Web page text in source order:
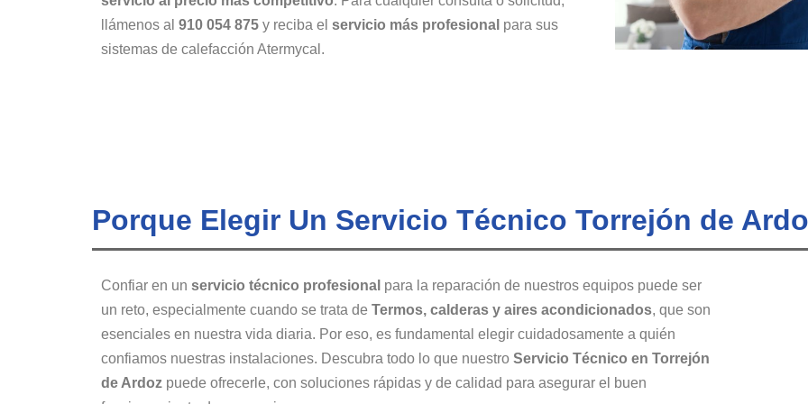
llámenos al 910 054 875 y reciba el servicio más profesional para sus
sistemas de calefacción Atermycal.
Porque Elegir Un Servicio Técnico Torrejón de
Confiar en un servicio técnico profesional para la reparación de nuestros equipos puede ser
un reto, especialmente cuando se trata de Termos, calderas y aires acondicionados, que son
esenciales en nuestra vida diaria. Por eso, es fundamental elegir cuidadosamente a quién
confiamos nuestras instalaciones. Descubra todo lo que nuestro Servicio Técnico en Torrejón
de Ardoz puede ofrecerle, con soluciones rápidas y de calidad para asegurar el buen